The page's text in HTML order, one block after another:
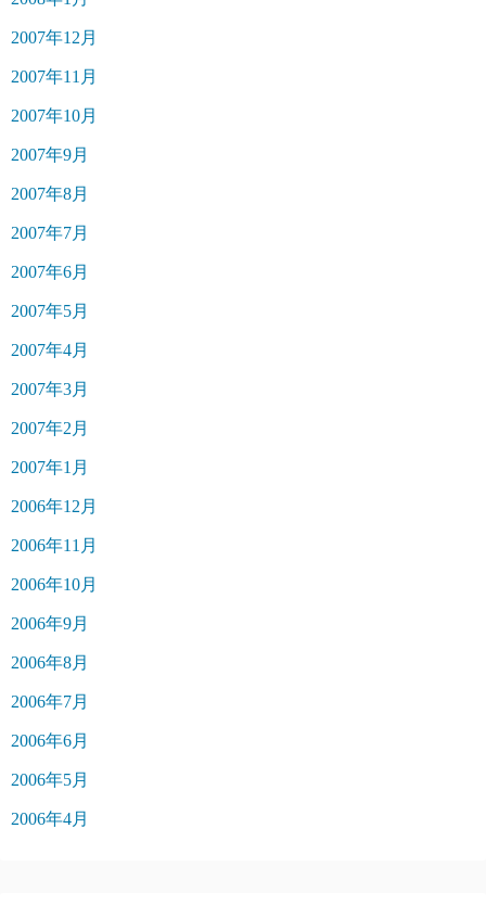
2007年12月
2007年11月
2007年10月
2007年9月
2007年8月
2007年7月
2007年6月
2007年5月
2007年4月
2007年3月
2007年2月
2007年1月
2006年12月
2006年11月
2006年10月
2006年9月
2006年8月
2006年7月
2006年6月
2006年5月
2006年4月